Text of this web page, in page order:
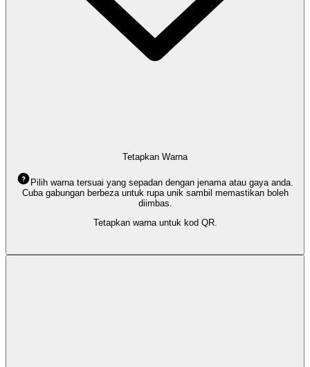
Tetapkan Warna
Pilih warna tersuai yang sepadan dengan jenama atau gaya anda.
Cuba gabungan berbeza untuk rupa unik sambil memastikan boleh
diimbas.
Tetapkan warna untuk kod QR.